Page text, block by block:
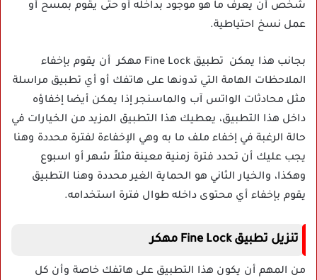
شخص أن يعرف ما هو موجود بداخله أو حتى يقوم بمسح أو
عمل نسخ احتياطية.
بجانب هذا يمكن تطبيق Fine Lock مهكر أن يقوم بإخفاء
الملاحظات الهامة التي تدونها على هاتفك أو أي تطبيق مراسلة
مثل محادثات الواتس آب والماسنجر إذا يمكن أيضا إخفاؤه
داخل هذا التطبيق، يعطيك هذا التطبيق المزيد من الخيارات في
حالة الرغبة في إخفاء ملف ما به وهي الإخفاءة لفترة محددة وهنا
يجب عليك أن تحدد فترة زمنية معينة مثلاً شهر أو اسبوع
وهكذا، والخيار الثاني هو الحماية الغير محددة وهنا التطبيق
يقوم بإخفاء أي محتوى داخله طوال فترة استخدامه.
تنزيل تطبيق Fine Lock مهكر
من المهم أن يكون هذا التطبيق على هاتفك خاصة وأن كل